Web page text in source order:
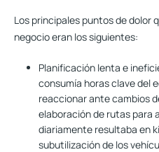
Los principales puntos de dolor
negocio eran los siguientes:
Planificación lenta e
consumía horas clave del
reaccionar ante cambios
elaboración de rutas para
diariamente resultaba en
subutilización de los